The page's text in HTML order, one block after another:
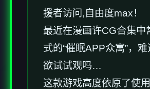
援者访问,自由度max！
最近在漫画许CG合集中
式的“催眠APP众寓”，
欲试试观吗…
这款游戏高度依原了使